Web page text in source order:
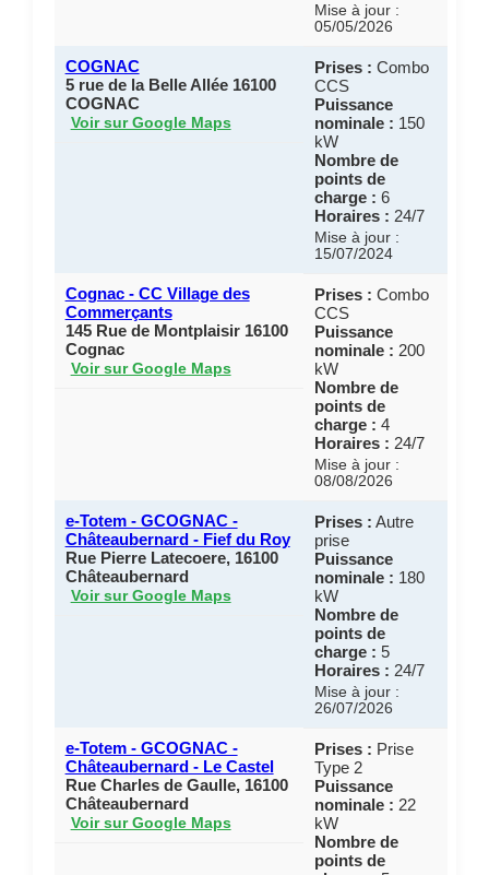
Mise à jour :
05/05/2026
COGNAC
5 rue de la Belle Allée 16100
COGNAC
Voir sur Google Maps
Prises : Combo
CCS
Puissance
nominale : 150
kW
Nombre de
points de
charge : 6
Horaires : 24/7
Mise à jour :
15/07/2024
Cognac - CC Village des
Commerçants
145 Rue de Montplaisir 16100
Cognac
Voir sur Google Maps
Prises : Combo
CCS
Puissance
nominale : 200
kW
Nombre de
points de
charge : 4
Horaires : 24/7
Mise à jour :
08/08/2026
e-Totem - GCOGNAC -
Châteaubernard - Fief du Roy
Rue Pierre Latecoere, 16100
Châteaubernard
Voir sur Google Maps
Prises : Autre
prise
Puissance
nominale : 180
kW
Nombre de
points de
charge : 5
Horaires : 24/7
Mise à jour :
26/07/2026
e-Totem - GCOGNAC -
Châteaubernard - Le Castel
Rue Charles de Gaulle, 16100
Châteaubernard
Voir sur Google Maps
Prises : Prise
Type 2
Puissance
nominale : 22
kW
Nombre de
points de